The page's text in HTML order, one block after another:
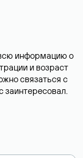
информацию о
и возраст
связаться с
заинтересовал.